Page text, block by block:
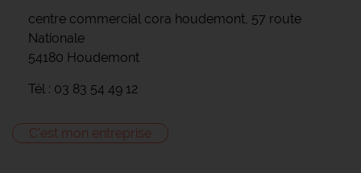
centre commercial cora houdemont, 57 route
Nationale
54180 Houdemont
Tél : 03 83 54 49 12
C'est mon entreprise